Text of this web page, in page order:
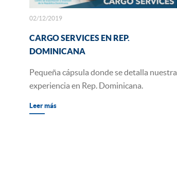
02/12/2019
CARGO SERVICES EN REP.
DOMINICANA
Pequeña cápsula donde se detalla nuestra
experiencia en Rep. Dominicana.
Leer más